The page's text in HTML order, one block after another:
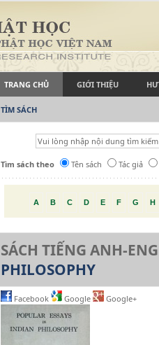
TRANG CHỦ GIỚI THIỆU
TÌM SÁCH
Tìm sách theo Tên sách Tác giả
A B C D E F G H
SÁCH TIẾNG ANH-
PHILOSOPHY
Facebook Google Google+